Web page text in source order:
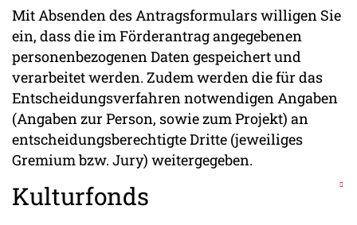
Mit Absenden des Antragsformulars willigen Sie
ein, dass die im Förderantrag angegebenen
personenbezogenen Daten gespeichert und
verarbeitet werden. Zudem werden die für das
Entscheidungsverfahren notwendigen Angaben
(Angaben zur Person, sowie zum Projekt) an
entscheidungsberechtigte Dritte (jeweiliges
Gremium bzw. Jury) weitergegeben.
Kulturfonds